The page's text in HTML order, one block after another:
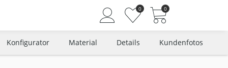
0 0
Konfigurator Material Details Kundenfotos